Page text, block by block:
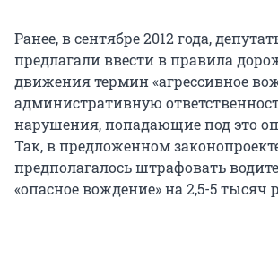
Ранее, в сентябре 2012 года,
предлагали ввести в правила
движения термин «агрессивное
административную
нарушения, попадающие под это
Так, в предложенном
предполагалось штрафовать
«опасное вождение» на 2,5-5 тысяч